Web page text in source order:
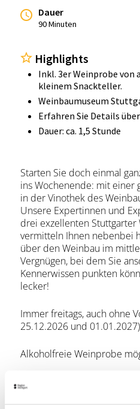
Dauer
90 Minuten
Highlights
Inkl. 3er Weinprobe von
kleinem Snackteller.
Weinbaumuseum
Erfahren Sie Details
Dauer: ca. 1,5 Stunde
Starten Sie doch einmal
ins Wochenende: mit einer
in der Vinothek des
Unsere Expertinnen und
drei exzellenten
vermitteln Ihnen nebenbei
über den Weinbau im
Vergnügen, bei dem Sie
Kennerwissen punkten
lecker!
Immer freitags, auch ohne
25.12.2026 und
Alkoholfreie Weinprobe
Ticket ausgedruckt oder